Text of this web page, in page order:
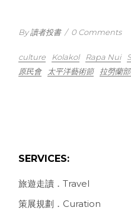
By 讀者投書 / 0 Comments
culture Kolakol Rapa Nui
原民會
太平洋藝術節 拉勞蘭
SERVICES:
旅遊走讀．Travel
策展規劃．Curation